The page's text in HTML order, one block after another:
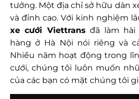
tưởng. Một địa chỉ sở hữu dàn
và đỉnh cao. Với kinh nghiệm
xe cưới Viettrans đã làm hài
hàng ở Hà Nội nói riêng và
Nhiều năm hoạt động trong
cưới, chúng tôi luôn muốn
của các bạn có mặt chúng tôi